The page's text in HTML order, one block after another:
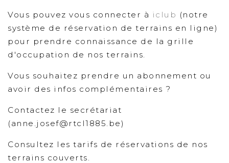
Vous pouvez vous connecter à iclub (notre
système de réservation de terrains en ligne)
pour prendre connaissance de la grille
d'occupation de nos terrains.
Vous souhaitez prendre un abonnement ou
avoir des infos complémentaires ?
Contactez le secrétariat
(anne.josef@rtcl1885.be)
Consultez les tarifs de réservations de nos
terrains couverts.